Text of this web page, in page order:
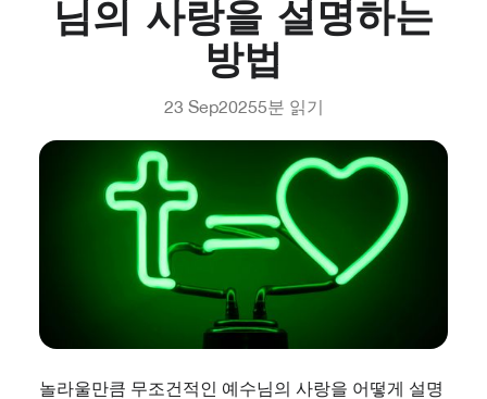
님의 사랑을 설명하는
방법
23 Sep20255분 읽기
놀라울만큼 무조건적인 예수님의 사랑을 어떻게 설명